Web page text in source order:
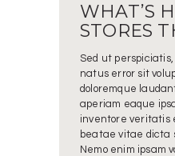
WHAT’S
STORES
Sed ut
natus error sit
doloremque
aperiam eaque
inventore veritatis
beatae vitae dicta
Nemo enim ipsam